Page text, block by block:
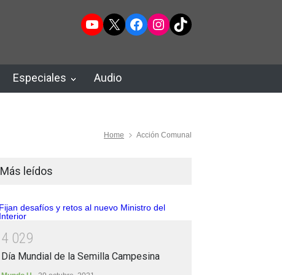
YouTube
X Facebook
Instagram
TikTok
Especiales Audio
Home Acción Comunal
Más leídos
4 029
Día Mundial de la Semilla Campesina